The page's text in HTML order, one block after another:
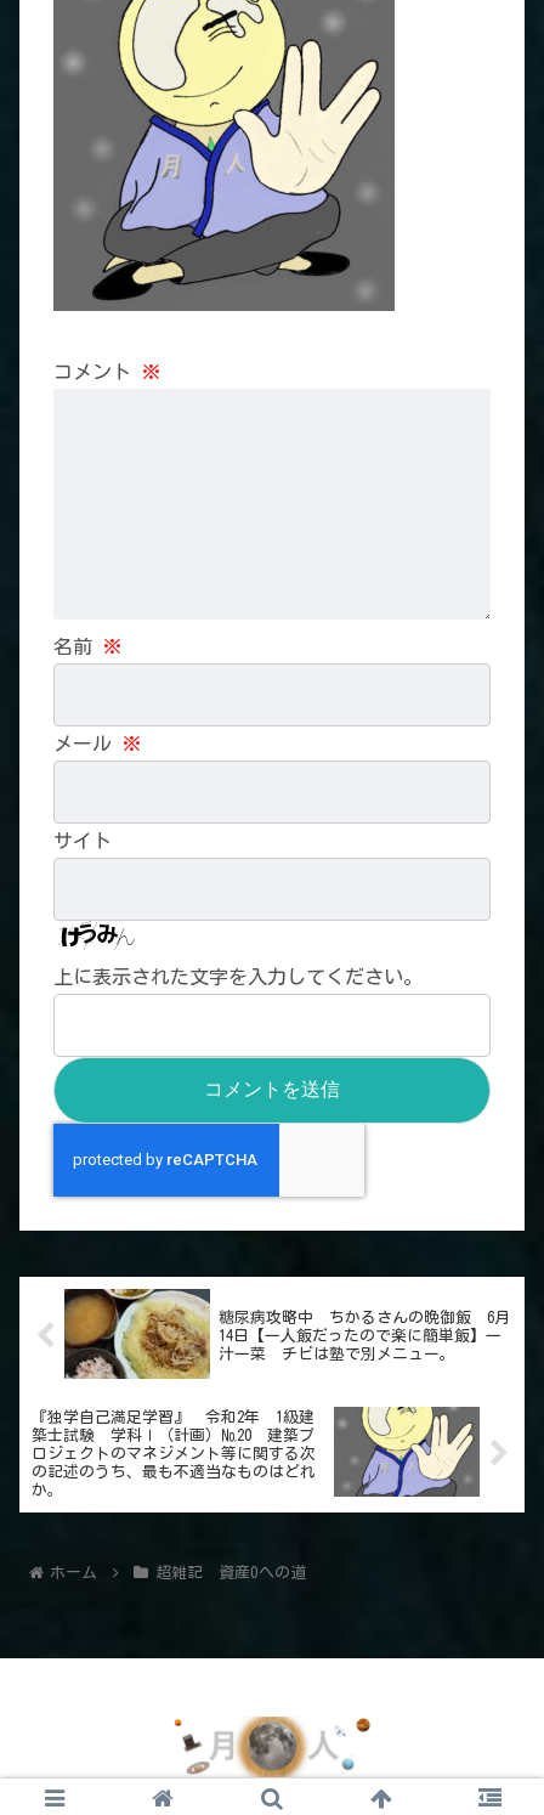
コメント ※
名前 ※
メール ※
サイト
上に表示された文字を入力してください。
糖尿病攻略中 ちかるさんの晩御飯 6月
14日【一人飯だったので楽に簡単飯】一
汁一菜 チビは塾で別メニュー。
『独学自己満足学習』 令和2年 1級建
築士試験 学科Ⅰ（計画）№20 建築プ
ロジェクトのマネジメント等に関する次
の記述のうち、最も不適当なものはどれ
か。
ホーム 超雑記 資産0への道
© 2021 月の人のイラスト.